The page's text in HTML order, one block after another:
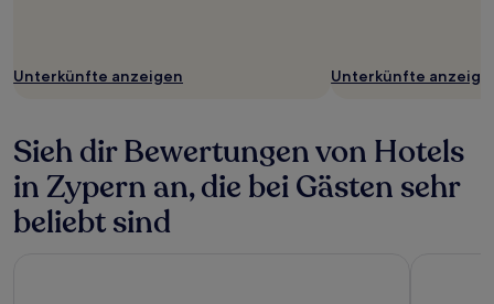
Unterkünfte anzeigen Unterkünfte
Sieh dir Bewertungen von Hotels
in Zypern an, die bei Gästen sehr
beliebt sind